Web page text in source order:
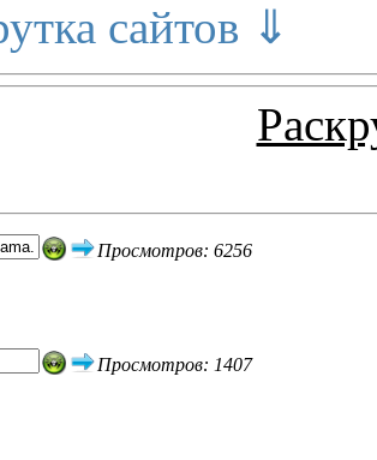
сайтов ⇓
Просмотров: 6256
Просмотров: 1407